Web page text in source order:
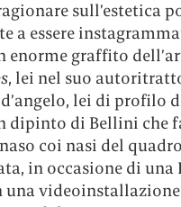
sull’estetica
a essere
enorme graffito
, lei nel suo
lei di profilo
dipinto di Bellini che
coi nasi del
in occasione di una
una